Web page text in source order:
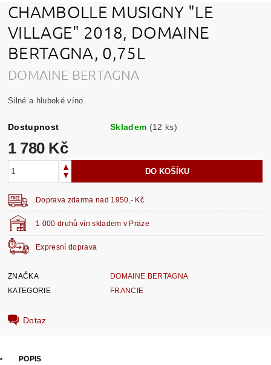
CHAMBOLLE MUSIGNY "LE
VILLAGE" 2018, DOMAINE
BERTAGNA, 0,75L
DOMAINE BERTAGNA
Silné a hluboké víno.
Dostupnost Skladem (12 ks)
1 780 Kč
1 000 druhů vín skladem v Praze
Expresní doprava
Doprava zdarma nad 1950,- Kč
ZNAČKA
DOMAINE BERTAGNA
KATEGORIE
FRANCIE
Dotaz
POPIS